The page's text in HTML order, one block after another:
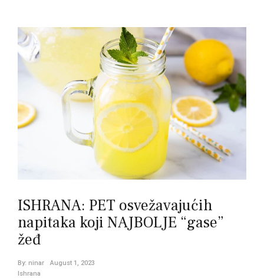
ISHRANA: PET osvežavajućih
napitaka koji NAJBOLJE “gase”
žeđ
By: ninar
August 1, 2023
Ishrana
Posts
navigation